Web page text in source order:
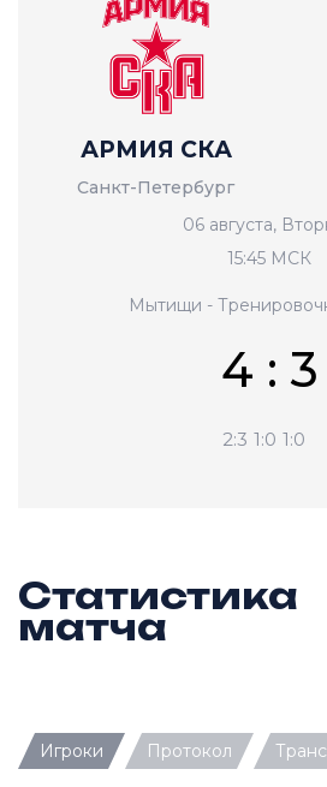
АРМИЯ СКА
Санкт-Петербург
06 августа,
15:45 МСК
Мытищи -
4 : 3
2:3 1:0 1:0
Статистика
матча
П — кол-во передач
Игроки Протокол